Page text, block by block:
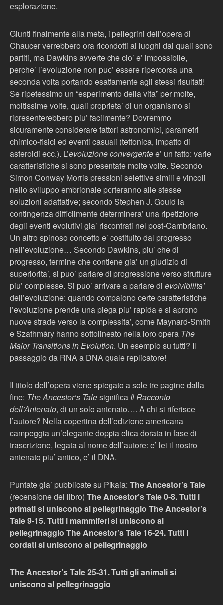
esplorazione.
Giunti finalmente alla meta, i pellegrini dell’opera di
Chaucer verrebbero ora ricondotti ai luoghi dai quali sono
partiti, ma Dawkins avverte che cio’ e’ impossibile,
perche’ l’evoluzione non puo’ essere ripercorsa una
seconda volta portando esattamente agli stessi risultati!
Se ripetessimo un “esperimento della vita” per molte,
moltissime volte, quali proprieta’ di un organismo si
ripresenterebbero piu’ facilmente? Dovremmo
sicuramente considerare fattori astronomici, parametri
chimico-fisici ed eventi casuali (tettonica, impatto di
asteroidi ecc.). L’evoluzione convergentee’ un fatto: varie
caratteristiche si sono presentate molte volte. Secondo
Simon Conway Morris pressioni selettive simili e vincoli
nello sviluppo embrionale porteranno alle stesse
soluzioni adattative; secondo Stephen J. Gould la
contingenza difficilmente determinera’ una ripetizione
degli eventi evolutivi gia’ riscontrati nel post-Cambriano.
Un altro spinoso concetto e’ costituito dal progresso
nell’evoluzione… Secondo Dawkins, piu’ che di
progresso, termine che contiene gia’ un giudizio di
superiorita’, si puo’ parlare di progressione verso strutture
piu’ complesse. Si puo’ arrivare a parlare di evolvibilita’
dell’evoluzione: quando compaiono certe caratteristiche
l’evoluzione prende una piega piu’ rapida e si aprono
nuove strade verso la complessita’, come Maynard-Smith
e Szathmàry hanno sottolineato nella loro opera The
Major Transitions in Evolution. Un esempio su tutti? Il
passaggio da RNA a DNA quale replicatore!
Il titolo dell’opera viene spiegato a sole tre pagine dalla
fine: The Ancestor’s Talesignifica Il Racconto
dell’Antenato, di un solo antenato…. A chi si riferisce
l’autore? Nella copertina dell’edizione americana
campeggia un’elegante doppia elica dorata in fase di
trascrizione, legata al nome dell’autore: e’ lei il nostro
antenato piu’ antico, e’ il DNA.
Puntate gia’ pubblicate su Pikaia: The Ancestor’s Tale
(recensione del libro) The Ancestor’s Tale 0-8. Tutti i
primati si uniscono al pellegrinaggio The Ancestor’s
Tale 9-15. Tutti i mammiferi si uniscono al
pellegrinaggio The Ancestor’s Tale 16-24. Tutti i
cordati si uniscono al pellegrinaggio
The Ancestor’s Tale 25-31. Tutti gli animali si
uniscono al pellegrinaggio